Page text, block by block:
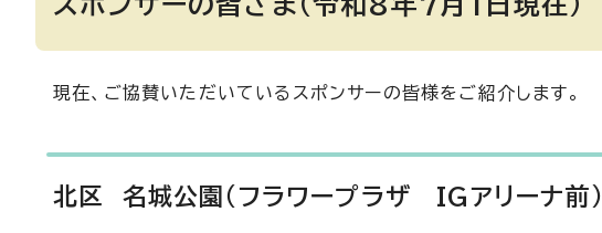
現在、ご協賛いただいているスポンサーの皆様をご紹介します。
北区 名城公園（フラワープラザ IGアリーナ前）